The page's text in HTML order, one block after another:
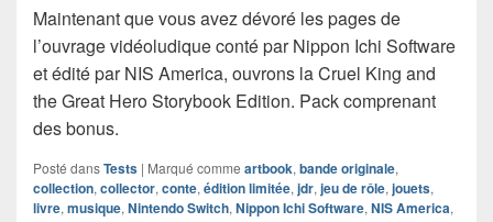
Maintenant que vous avez dévoré les pages de
l’ouvrage vidéoludique conté par Nippon Ichi Software
et édité par NIS America, ouvrons la Cruel King and
the Great Hero Storybook Edition. Pack comprenant
des bonus.
Posté dansTests | Marqué comme artbook, bande originale,
collection, collector, conte, édition limitée, jdr, jeu de rôle, jouets,
livre, musique, Nintendo Switch, Nippon Ichi Software, NIS America,